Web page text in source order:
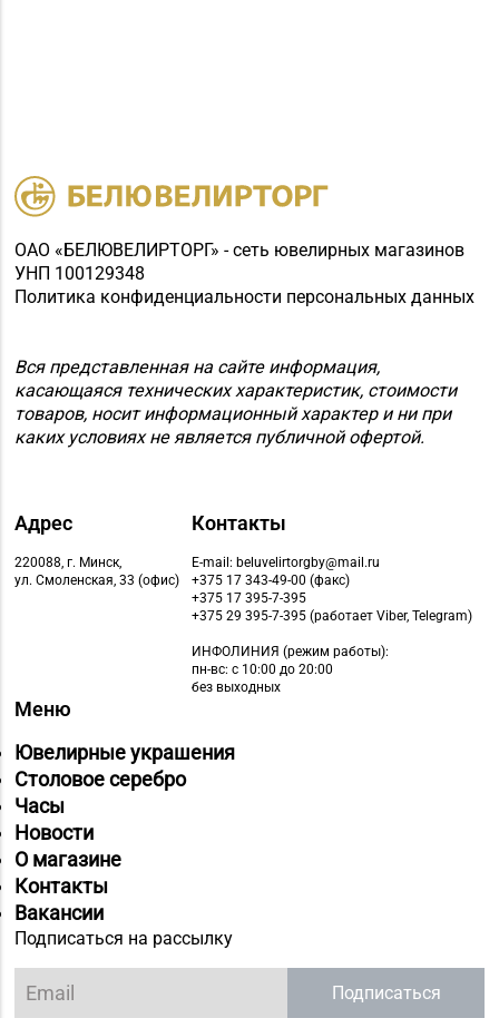
ОАО «БЕЛЮВЕЛИРТОРГ» - сеть ювелирных магазинов
УНП 100129348
Политика конфиденциальности персональных данных
Вся представленная на сайте информация,
касающаяся технических характеристик, стоимости
товаров, носит информационный характер и ни при
каких условиях не является публичной офертой.
Адрес
220088, г. Минск,
ул. Смоленская, 33 (офис)
Контакты
E-mail: beluvelirtorgby@mail.ru
+375 17 343-49-00 (факс)
+375 17 395-7-395
+375 29 395-7-395 (работает Viber, Telegram)
ИНФОЛИНИЯ (режим работы):
пн-вс: с 10:00 до 20:00
без выходных
Меню
Ювелирные украшения
Столовое серебро
Часы
Новости
О магазине
Контакты
Вакансии
Подписаться на рассылку
Подписаться